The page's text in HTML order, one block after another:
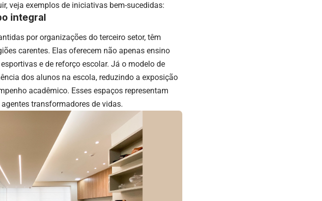
veja exemplos de iniciativas bem-sucedidas:
integral
por organizações do terceiro setor, têm
carentes. Elas oferecem não apenas ensino
e de reforço escolar. Já o modelo de
dos alunos na escola, reduzindo a exposição
acadêmico. Esses espaços representam
transformadores de vidas.